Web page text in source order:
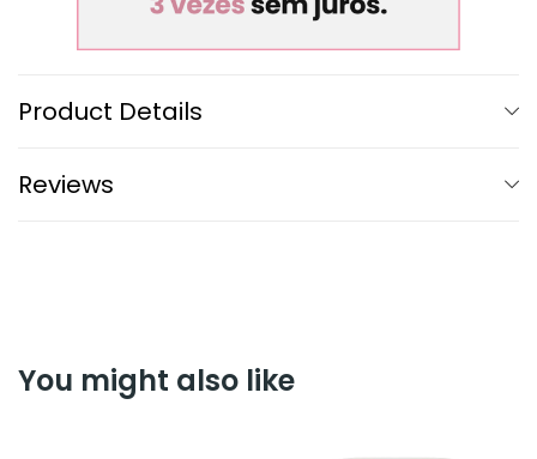
Product Details
Reviews
You might also like